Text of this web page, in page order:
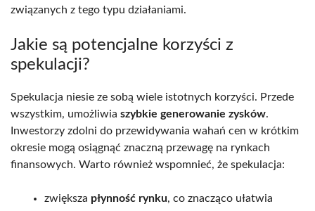
związanych z tego typu działaniami.
Jakie są potencjalne korzyści z
spekulacji?
Spekulacja niesie ze sobą wiele istotnych korzyści. Przede
wszystkim, umożliwia szybkie generowanie zysków.
Inwestorzy zdolni do przewidywania wahań cen w krótkim
okresie mogą osiągnąć znaczną przewagę na rynkach
finansowych. Warto również wspomnieć, że spekulacja:
zwiększa płynność rynku, co znacząco ułatwia